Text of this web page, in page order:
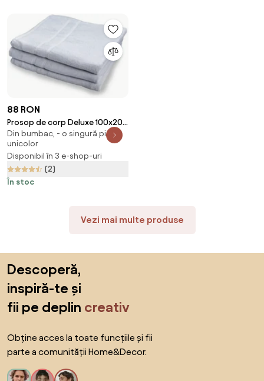
88 RON
Prosop de corp Deluxe 100x200
cm alb, 100% bumbac
Din bumbac, - o singură piesă,
unicolor
Disponibil în 3 e-shop-uri
(2)
În stoc
Vezi mai multe produse
Descoperă,
inspiră-te și
fii pe deplin creativ
Obține acces la toate funcțiile și fii
parte a comunității Home&Decor.